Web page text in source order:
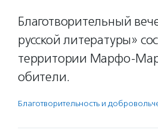
Благотворительный
русской литературы»
территории Марфо-
обители.
Благотвори­тель­ность и